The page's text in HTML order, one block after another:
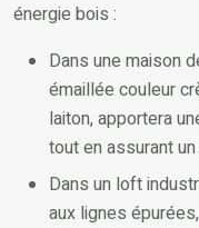
énergie bois :
Dans une maison
émaillée couleur
laiton, apportera
tout en assurant
Dans un loft
aux lignes